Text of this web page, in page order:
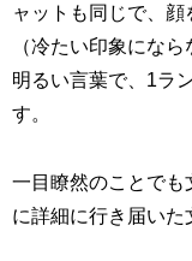
ャットも同じで、
（冷たい印象にな
明るい言葉で、1ラ
す。
一目瞭然のことでも
に詳細に行き届いた